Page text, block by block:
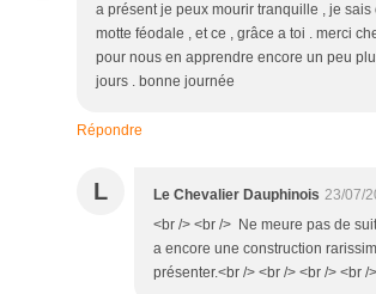
a présent je peux mourir tranquille , je sais
motte féodale , et ce , grâce a toi . merci
pour nous en apprendre encore un peu
jours . bonne journée
Répondre
L Le Chevalier Dauphinois 23/07/
<br /> <br /> Ne meure pas de
a encore une construction
présenter.<br /> <br /> <br /> <br />